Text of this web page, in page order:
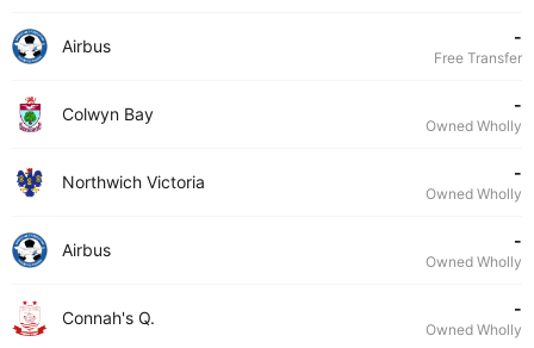
Airbus -
Free Transfer
Colwyn Bay -
Owned Wholly
Northwich Victoria -
Owned Wholly
Airbus -
Owned Wholly
Connah's Q. -
Owned Wholly